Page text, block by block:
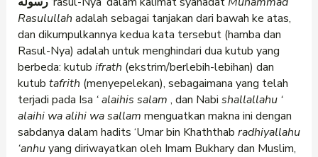
Rasulullah adalah sebagai tanjakan dari bawah ke atas,
dan dikumpulkannya kedua kata tersebut (hamba dan
Rasul-Nya) adalah untuk menghindari dua kutub yang
berbeda: kutub ifrath (ekstrim/berlebih-lebihan) dan
kutub tafrith (menyepelekan), sebagaimana yang telah
terjadi pada Isa ‘alaihis salam , dan Nabi shallallahu ‘
alaihi wa alihi wa sallam menguatkan makna ini dengan
sabdanya dalam hadits ‘Umar bin Khaththab radhiyallahu
‘anhuyang diriwayatkan oleh Imam Bukhary dan Muslim,